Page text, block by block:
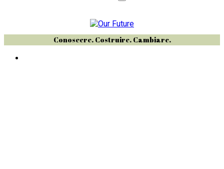
Conoscere. Costruire. Cambiare.